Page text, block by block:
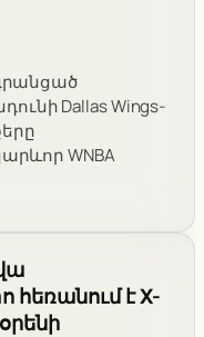
Dallas Wings-
WNBA
է X-